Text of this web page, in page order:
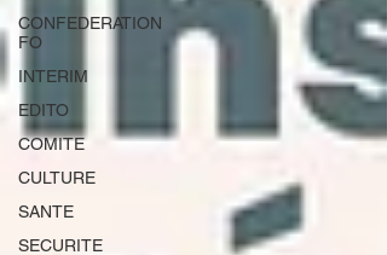
CONFEDERATION
FO
INTERIM
EDITO
COMITE
CULTURE
SANTE
SECURITE